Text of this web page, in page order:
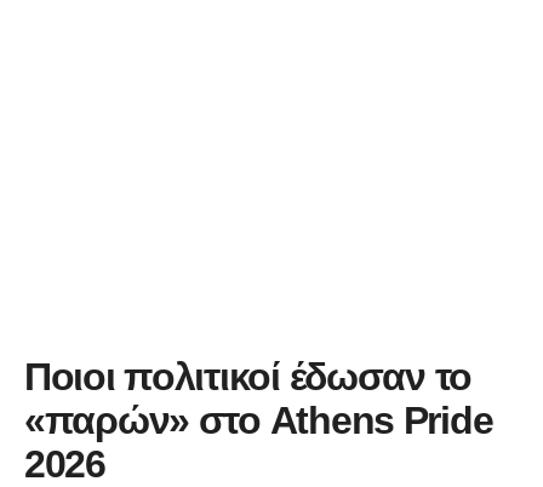
Ποιοι πολιτικοί έδωσαν το
«παρών» στο Athens Pride
2026